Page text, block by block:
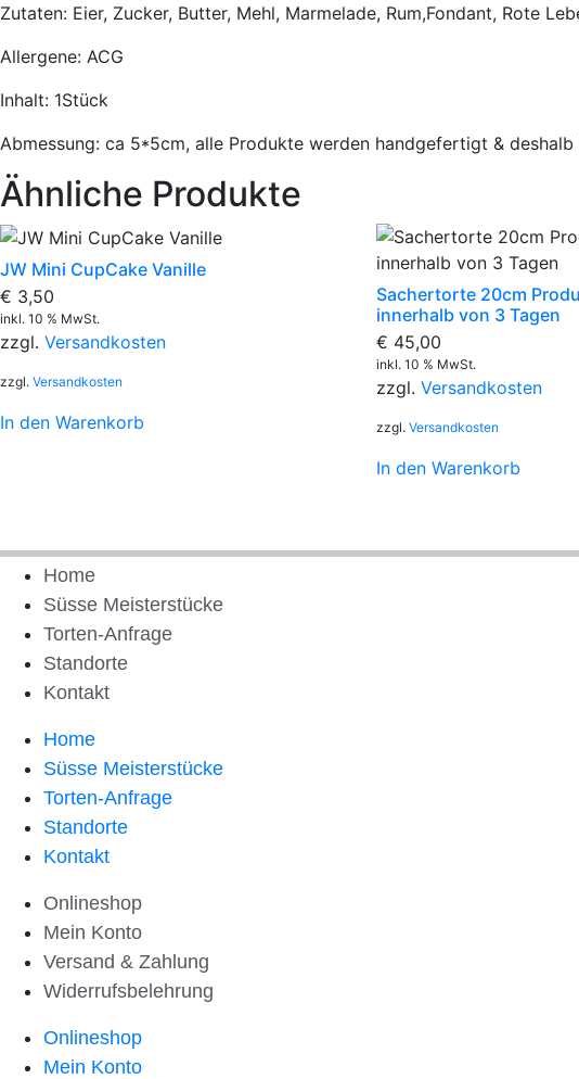
Zutaten: Eier, Zucker, Butter, Mehl, Marmelade, Rum,Fondant, Rote
Allergene: ACG
Inhalt: 1Stück
Abmessung: ca 5*5cm, alle Produkte werden handgefertigt &
Ähnliche Produkte
JW Mini CupCake Vanille
€ 3,50
inkl. 10 % MwSt.
zzgl. Versandkosten
zzgl. Versandkosten
In den Warenkorb
Sachertorte 20cm
innerhalb von 3 Tagen
€ 45,00
inkl. 10 % MwSt.
zzgl.Versandkosten
zzgl.Versandkosten
In den Warenkorb
Home
Süsse Meisterstücke
Torten-Anfrage
Standorte
Kontakt
Home
Süsse Meisterstücke
Torten-Anfrage
Standorte
Kontakt
Onlineshop
Mein Konto
Versand & Zahlung
Widerrufsbelehrung
Onlineshop
Mein Konto